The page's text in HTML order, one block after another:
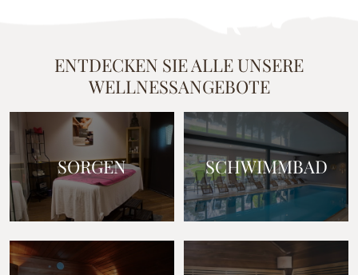
ENTDECKEN SIE ALLE UNSERE
WELLNESSANGEBOTE
SORGEN SCHWIMMBAD